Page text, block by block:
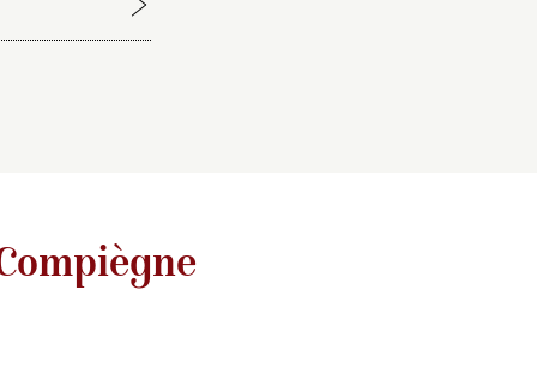
château de